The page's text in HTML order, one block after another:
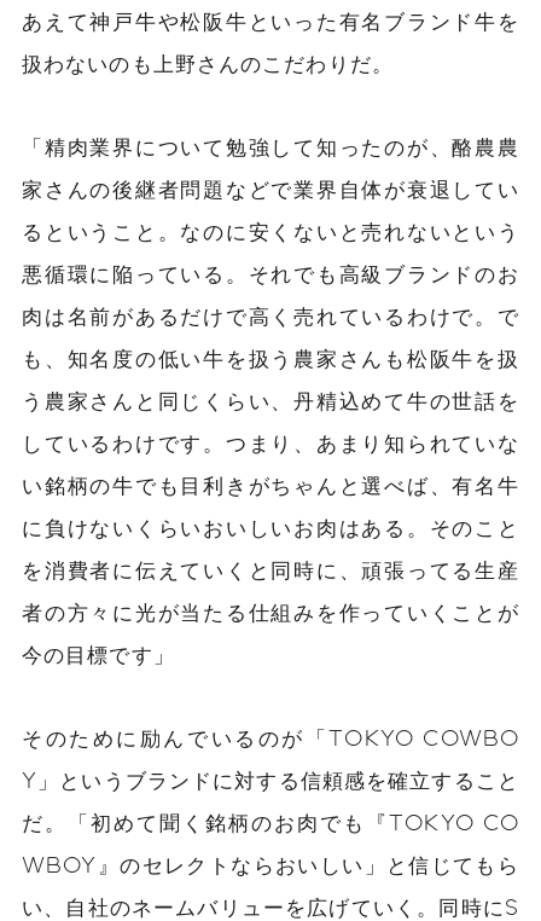
あえて神戸牛や松阪牛といった有名ブランド牛を
扱わないのも上野さんのこだわりだ。
「精肉業界について勉強して知ったのが、酪農農
家さんの後継者問題などで業界自体が衰退してい
るということ。なのに安くないと売れないという
悪循環に陥っている。それでも高級ブランドのお
肉は名前があるだけで高く売れているわけで。で
も、知名度の低い牛を扱う農家さんも松阪牛を扱
う農家さんと同じくらい、丹精込めて牛の世話を
しているわけです。つまり、あまり知られていな
い銘柄の牛でも目利きがちゃんと選べば、有名牛
に負けないくらいおいしいお肉はある。そのこと
を消費者に伝えていくと同時に、頑張ってる生産
者の方々に光が当たる仕組みを作っていくことが
今の目標です」
そのために励んでいるのが「TOKYO COWBO
Y」というブランドに対する信頼感を確立すること
だ。「初めて聞く銘柄のお肉でも『TOKYO CO
WBOY』のセレクトならおいしい」と信じてもら
い、自社のネームバリューを広げていく。同時にS